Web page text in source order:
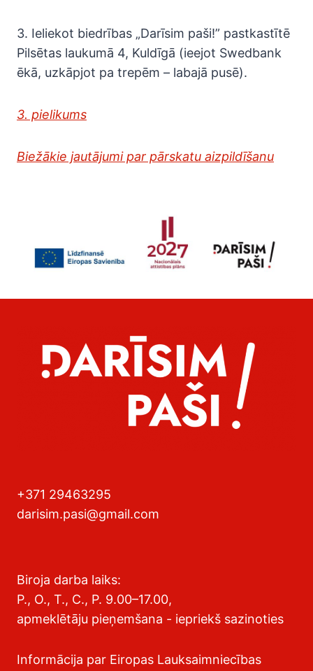
3. Ieliekot biedrības „Darīsim paši!” pastkastītē
Pilsētas laukumā 4, Kuldīgā (ieejot Swedbank
ēkā, uzkāpjot pa trepēm – labajā pusē).
3. pielikums
Biežākie jautājumi par pārskatu aizpildīšanu
+371 29463295
darisim.pasi@gmail.com
Biroja darba laiks:
P., O., T., C., P. 9.00–17.00,
apmeklētāju pieņemšana - iepriekš sazinoties
Informācija par Eiropas Lauksaimniecības